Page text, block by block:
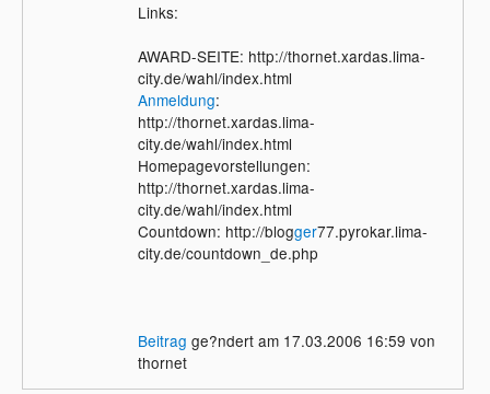
Links:
AWARD-SEITE: http://thornet.xardas.lima-
city.de/wahl/index.html
Anmeldung:
http://thornet.xardas.lima-
city.de/wahl/index.html
Homepagevorstellungen:
http://thornet.xardas.lima-
city.de/wahl/index.html
Countdown: http://blogger77.pyrokar.lima-
city.de/countdown_de.php
Beitrag ge?ndert am 17.03.2006 16:59 von
thornet